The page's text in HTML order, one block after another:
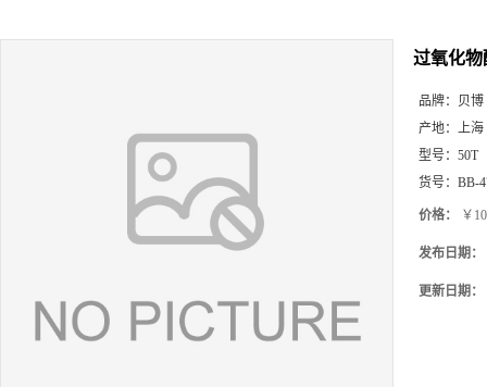
过氧化物
品牌： 贝博
产地： 上海
型号： 50T
货号： BB-
价格： ￥
发布日期：
更新日期：